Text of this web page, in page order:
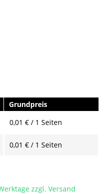
Grundpreis
0,01 € / 1 Seiten
0,01 € / 1 Seiten
zzgl. Versand